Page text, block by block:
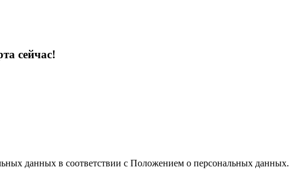
сейчас!
данных в соответствии с Положением о персональных данных.